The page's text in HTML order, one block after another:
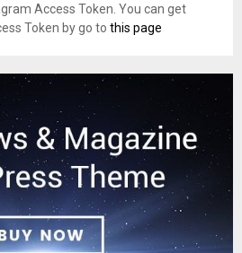
Access Token. You can get
Token by go to this page